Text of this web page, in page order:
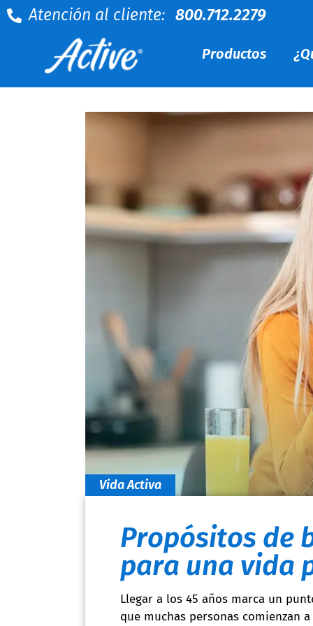
Atención al cliente: 800.712.2279
Productos
Vida Activa
Propósitos de
para una vida
Llegar a los 45 años marca un
que muchas personas comienzan